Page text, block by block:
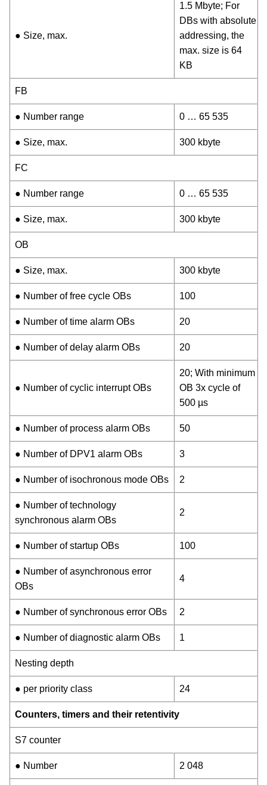
● Size, max.
1.5 Mbyte; For
DBs with absolute
addressing, the
max. size is 64
KB
FB
● Number range 0 … 65 535
● Size, max. 300 kbyte
FC
● Number range 0 … 65 535
● Size, max. 300 kbyte
OB
● Size, max. 300 kbyte
● Number of free cycle OBs 100
● Number of time alarm OBs 20
● Number of delay alarm OBs 20
● Number of cyclic interrupt OBs
20; With minimum
OB 3x cycle of
500 µs
● Number of process alarm OBs 50
● Number of DPV1 alarm OBs 3
● Number of isochronous mode OBs 2
● Number of technology
synchronous alarm OBs
2
● Number of startup OBs 100
● Number of asynchronous error
OBs
4
● Number of synchronous error OBs 2
● Number of diagnostic alarm OBs 1
Nesting depth
● per priority class 24
Counters, timers and their retentivity
S7 counter
● Number 2 048